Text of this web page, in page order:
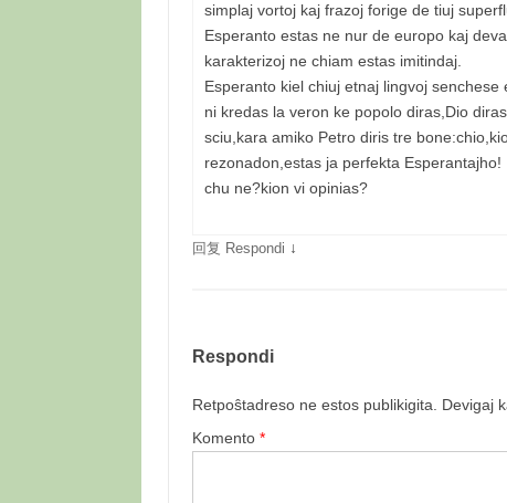
simplaj vortoj kaj frazoj forige de tiuj
Esperanto estas ne nur de europo kaj
karakterizoj ne chiam estas imitindaj.
Esperanto kiel chiuj etnaj lingvoj
ni kredas la veron ke popolo diras,Dio
sciu,kara amiko Petro diris tre
rezonadon,estas ja perfekta Esperantajho!
chu ne?kion vi opinias?
回复 Respondi ↓
Respondi
Retpoŝtadreso ne estos publikigita. Devigaj
Komento *